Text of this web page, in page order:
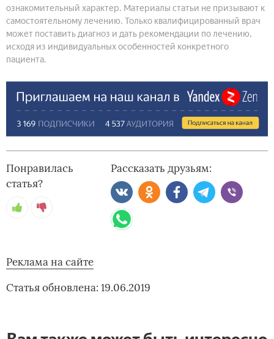
ознакомительный характер. Материалы статьи не призывают к
самостоятельному лечению. Только квалифицированный врач
может поставить диагноз и дать рекомендации по лечению,
исходя из индивидуальных особенностей конкретного
пациента.
Понравилась
статья?
Рассказать друзьям:
Реклама на сайте
Статья обновлена: 19.06.2019